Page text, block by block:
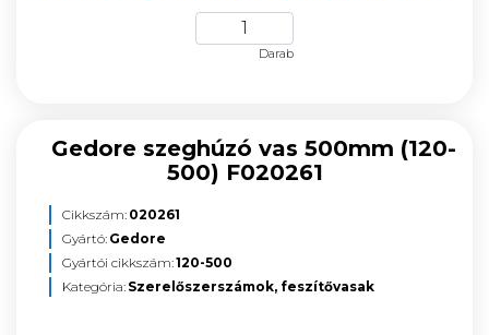
Darab
Gedore szeghúzó vas 500mm (120-
500) F020261
Cikkszám: 020261
Gyártó: Gedore
Gyártói cikkszám:120-500
Kategória: Szerelőszerszámok, feszítővasak